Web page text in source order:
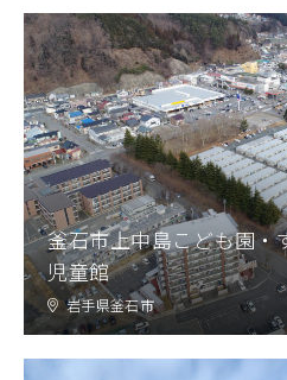
釜石市上中島こども園・
児童館
岩手県釜石市